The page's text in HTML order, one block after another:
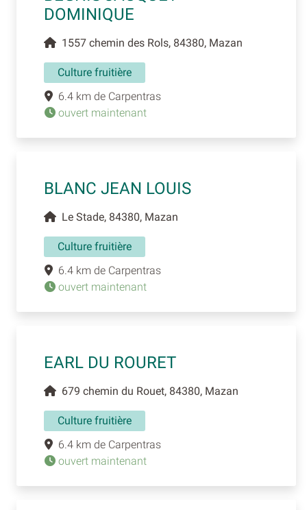
DOMINIQUE
1557 chemin des Rols, 84380, Mazan
Culture fruitière
6.4 km de Carpentras
ouvert maintenant
BLANC JEAN LOUIS
Le Stade, 84380, Mazan
Culture fruitière
6.4 km de Carpentras
ouvert maintenant
EARL DU ROURET
679 chemin du Rouet, 84380, Mazan
Culture fruitière
6.4 km de Carpentras
ouvert maintenant